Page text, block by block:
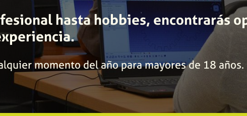
hasta hobbies, encontrarás
momento del año para mayores de 18 años.